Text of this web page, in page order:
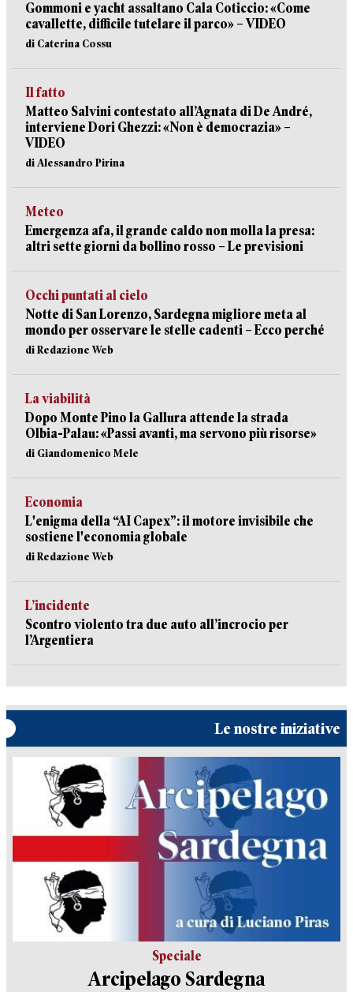
Gommoni e yacht assaltano Cala Coticcio: «Come
cavallette, difficile tutelare il parco» – VIDEO
di Caterina Cossu
Il fatto
Matteo Salvini contestato all’Agnata di De André,
interviene Dori Ghezzi: «Non è democrazia» –
VIDEO
di Alessandro Pirina
Meteo
Emergenza afa, il grande caldo non molla la presa:
altri sette giorni da bollino rosso – Le previsioni
Occhi puntati al cielo
Notte di San Lorenzo, Sardegna migliore meta al
mondo per osservare le stelle cadenti – Ecco perché
di Redazione Web
La viabilità
Dopo Monte Pino la Gallura attende la strada
Olbia-Palau: «Passi avanti, ma servono più risorse»
di Giandomenico Mele
Economia
L'enigma della “AI Capex”: il motore invisibile che
sostiene l'economia globale
di Redazione Web
L’incidente
Scontro violento tra due auto all’incrocio per
l’Argentiera
Le nostre iniziative
Speciale
Arcipelago Sardegna